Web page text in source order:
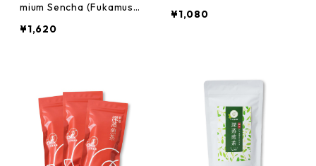
mium Sencha (Fukamush
Tea
¥1,620
¥1,080